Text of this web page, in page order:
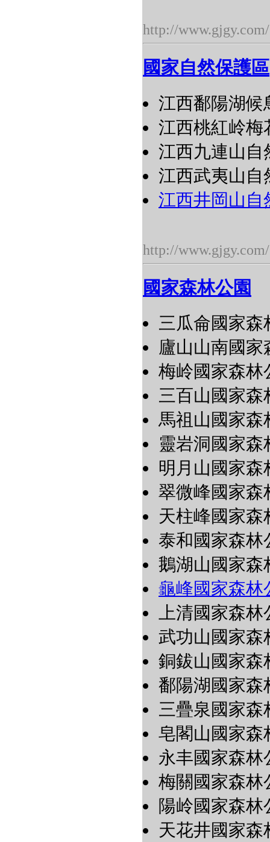
http://www.gjgy.com/
國家自然保護區
江西鄱陽湖候
江西桃紅岭梅
江西九連山自
江西武夷山自
江西井岡山自
http://www.gjgy.com/
國家森林公園
三瓜侖國家森
廬山山南國家
梅岭國家森林
三百山國家森
馬祖山國家森
靈岩洞國家森
明月山國家森
翠微峰國家森
天柱峰國家森
泰和國家森林
鵝湖山國家森
龜峰國家森林
上清國家森林
武功山國家森
銅鈸山國家森
鄱陽湖國家森
三疊泉國家森
皂閣山國家森
永丰國家森林
梅關國家森林
陽岭國家森林
天花井國家森